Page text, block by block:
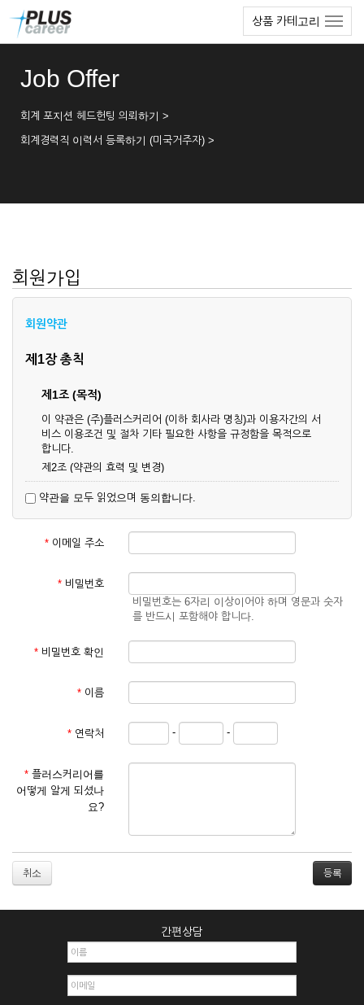
상품 카테고리
Job Offer
회계 포지션 헤드헌팅 의뢰하기 >
회계경력직 이력서 등록하기 (미국거주자) >
회원가입
회원약관
제1장 총칙
제1조 (목적)
이 약관은 (주)플러스커리어 (이하 회사라 명칭)과 이용자간의 서
비스 이용조건 및 절차 기타 필요한 사항을 규정함을 목적으로
합니다.
제2조 (약관의 효력 및 변경)
업상 중요 하거나 합리적인 사유가 발생할 경우 온라인 공사를
통하여 변경할 수 있습니다.
② 회원은 변경된 약관에 동의하지 않을 경우 서비스 이용을 중
단하고 이용계약을 해지할 수 있습니다. 약관의 효력 발생일 이
것으로 간주됩니다.
제3조 (약관의 외 준칙)
관계법령의 규정에 따릅니다.
① 서비스 이용계약은 서비스 이용 희망자가 본 약관에 동의한
를 심사, 승낙함으로써 성립하며, 회사는 신청자의 실명 확인 절
차를 밟을 수 있습니다.
② 회원가입시 입력한 ID는 변경할 수 없으며, 회원 1인당 한 개
의 ID가 발급됩니다. 부득이한 경우로 인해 변경하고자 하는 경
거절하거나 취소할 수 있으며, 실명으로 등록하지 않은 자의 일
2. 개인정보를 허위로 기재하여 신청할 경우
3. 경쟁 관게에 있는 이용자가 신청할 경우
4. 타인의 서비스 이용을 방해하거나, 정보를 도용한 경우
6. 이용자가 영업활동 또는 부정한 용도로 본 서비스를 이용할
약관을 모두 읽었으며 동의합니다.
* 이메일 주소
* 비밀번호
비밀번호는 6자리 이상이어야 하며 영문과 숫자
를 반드시 포함해야 합니다.
* 비밀번호 확인
* 이름
* 연락처 - -
* 플러스커리어를
어떻게 알게 되셨나
요?
취소
간편상담